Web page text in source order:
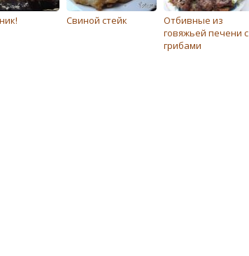
Свиной стейк
Отбивные из
говяжьей печени с
грибами